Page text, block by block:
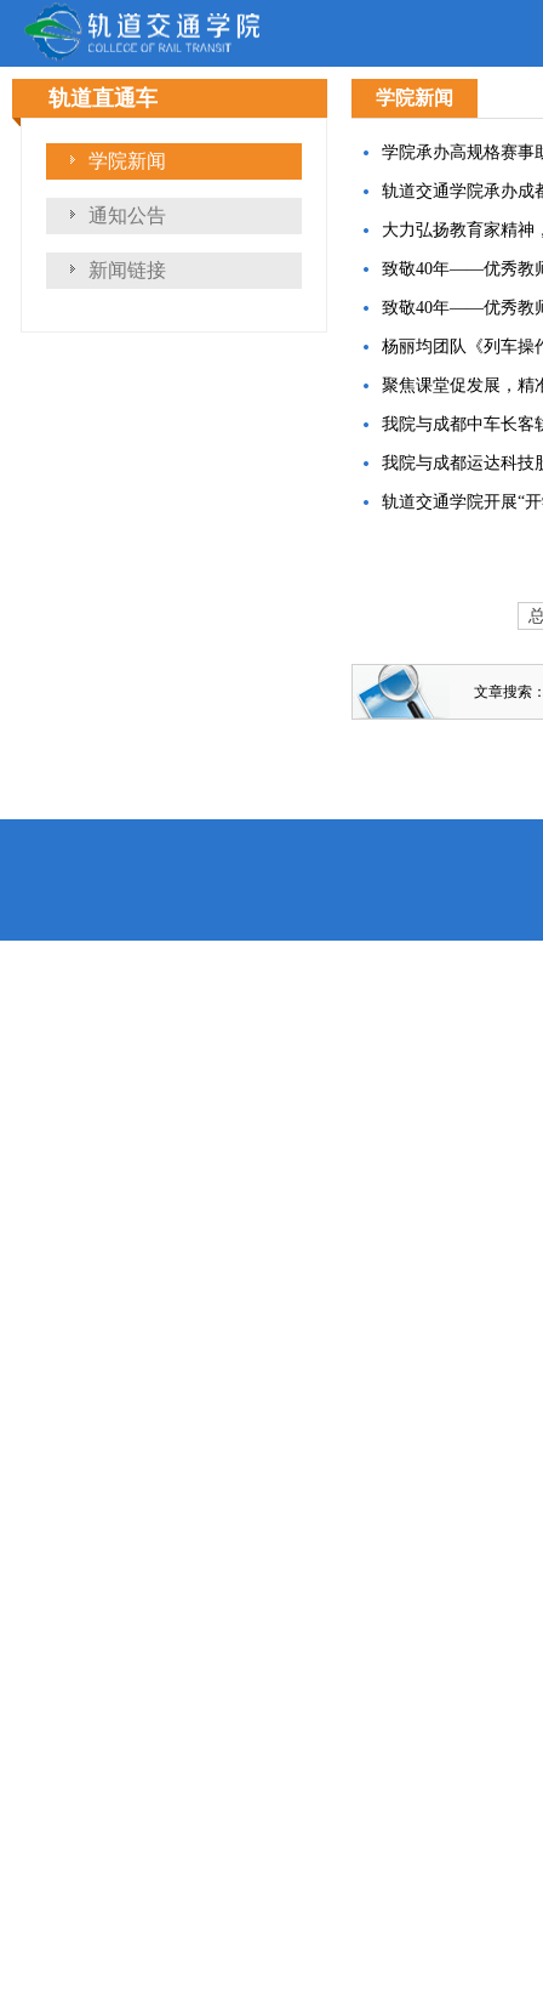
轨道直通车
学院新闻
通知公告
新闻链接
学院新闻
学院承办高规格赛事
轨道交通学院承办成
大力弘扬教育家精
致敬40年——优秀教
致敬40年——优秀教
杨丽均团队《列车操
聚焦课堂促发展，
我院与成都中车长客
我院与成都运达科技
轨道交通学院开展“
文章搜索